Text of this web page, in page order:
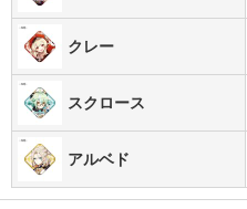
クレー
スクロース
アルベド